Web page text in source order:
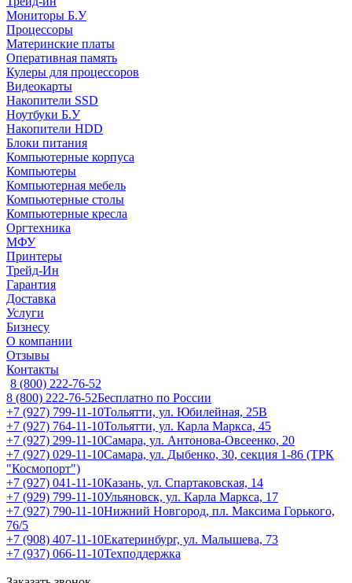
Мониторы Б.У
Процессоры
Материнские платы
Оперативная память
Кулеры для процессоров
Видеокарты
Накопители SSD
Ноутбуки Б.У
Накопители HDD
Блоки питания
Компьютерные корпуса
Компьютеры
Компьютерная мебель
Компьютерные столы
Компьютерные кресла
Оргтехника
МФУ
Принтеры
Трейд-Ин
Гарантия
Доставка
Услуги
Бизнесу
О компании
Отзывы
Контакты
8 (800) 222-76-52
8 (800) 222-76-52Бесплатно по России
+7 (927) 799-11-10Тольятти, ул. Юбилейная, 25В
+7 (927) 764-11-10Тольятти, ул. Карла Маркса, 45
+7 (927) 299-11-10Самара, ул. Антонова-Овсеенко, 20
+7 (927) 029-11-10Самара, ул. Дыбенко, 30, секция 1-86 (ТРК
"Космопорт")
+7 (927) 041-11-10Казань, ул. Спартаковская, 14
+7 (929) 799-11-10Ульяновск, ул. Карла Маркса, 17
+7 (927) 790-11-10Нижний Новгород, пл. Максима Горького,
76/5
+7 (908) 407-11-10Екатеринбург, ул. Малышева, 73
+7 (937) 066-11-10Техподдержка